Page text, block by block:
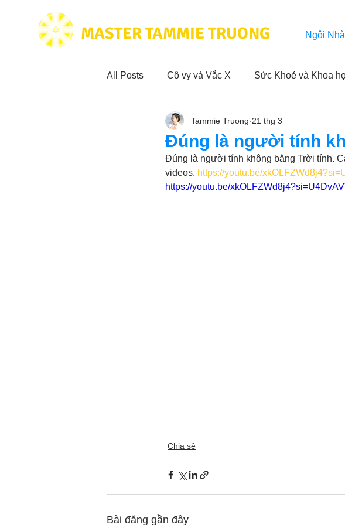
MASTER TAMMIE TRUONG Ngôi
All Posts Cô vy và Vắc X Sức Khoẻ và Khoa
Hoạt động vì cộng đồng Trải nghiệm của người
Trích dẫn hay trong Sách CL&NL Thành tựu
Đúng là người tính
Tammie Truong 21 thg 3
Đúng là người tính không bằng Trời tính.
videos. https://youtu.be/
https://youtu.be/
Chia sẻ
Bài đăng gần đây